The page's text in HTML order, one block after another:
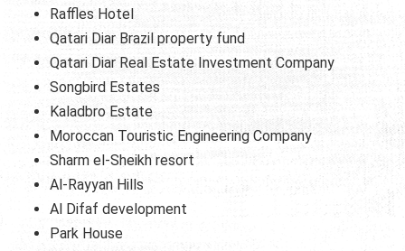
Raffles Hotel
Qatari Diar Brazil property fund
Qatari Diar Real Estate Investment Company
Songbird Estates
Kaladbro Estate
Moroccan Touristic Engineering Company
Sharm el-Sheikh resort
Al-Rayyan Hills
Al Difaf development
Park House